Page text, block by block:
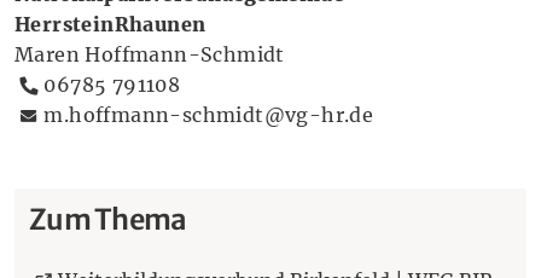
HerrsteinRhaunen
Maren Hoffmann-Schmidt
Telefonnummer:
06785 791108
E-Mailadresse:
m.hoffmann-schmidt@vg-hr.de
Zum Thema